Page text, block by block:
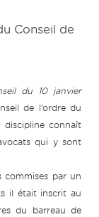
Conseil de
du 10 janvier
de l’ordre du
discipline connaît
qui y sont
commises par un
il était inscrit au
du barreau de